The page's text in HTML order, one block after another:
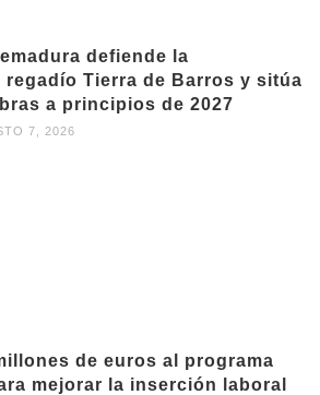
defiende la
Tierra de Barros y sitúa
a principios de 2027
7, 2026
de euros al programa
mejorar la inserción laboral